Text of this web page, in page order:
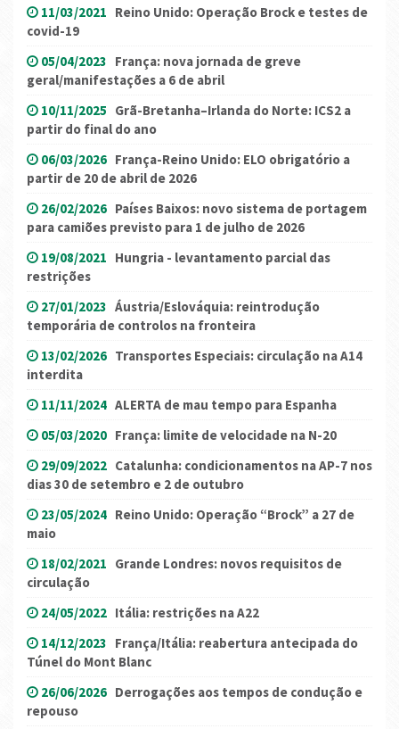
11/03/2021 Reino Unido: Operação Brock e testes de
covid-19
05/04/2023 França: nova jornada de greve
geral/manifestações a 6 de abril
10/11/2025 Grã-Bretanha–Irlanda do Norte: ICS2 a
partir do final do ano
06/03/2026 França-Reino Unido: ELO obrigatório a
partir de 20 de abril de 2026
26/02/2026 Países Baixos: novo sistema de portagem
para camiões previsto para 1 de julho de 2026
19/08/2021 Hungria - levantamento parcial das
restrições
27/01/2023 Áustria/Eslováquia: reintrodução
temporária de controlos na fronteira
13/02/2026 Transportes Especiais: circulação na A14
interdita
11/11/2024 ALERTA de mau tempo para Espanha
05/03/2020 França: limite de velocidade na N-20
29/09/2022 Catalunha: condicionamentos na AP-7 nos
dias 30 de setembro e 2 de outubro
23/05/2024 Reino Unido: Operação “Brock” a 27 de
maio
18/02/2021 Grande Londres: novos requisitos de
circulação
24/05/2022 Itália: restrições na A22
14/12/2023 França/Itália: reabertura antecipada do
Túnel do Mont Blanc
26/06/2026 Derrogações aos tempos de condução e
repouso